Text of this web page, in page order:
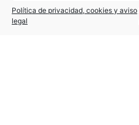
Política de privacidad, cookies y aviso
legal